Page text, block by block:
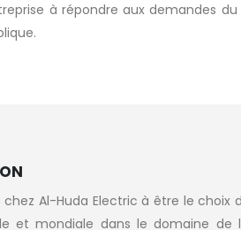
à répondre aux demandes
chez Al-Huda Electric à être le choix
et mondiale dans le domaine de